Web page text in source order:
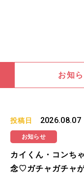
お知
投稿日 2026.08.07
お知らせ
カイくん・コンち
念♡ガチャガチャが